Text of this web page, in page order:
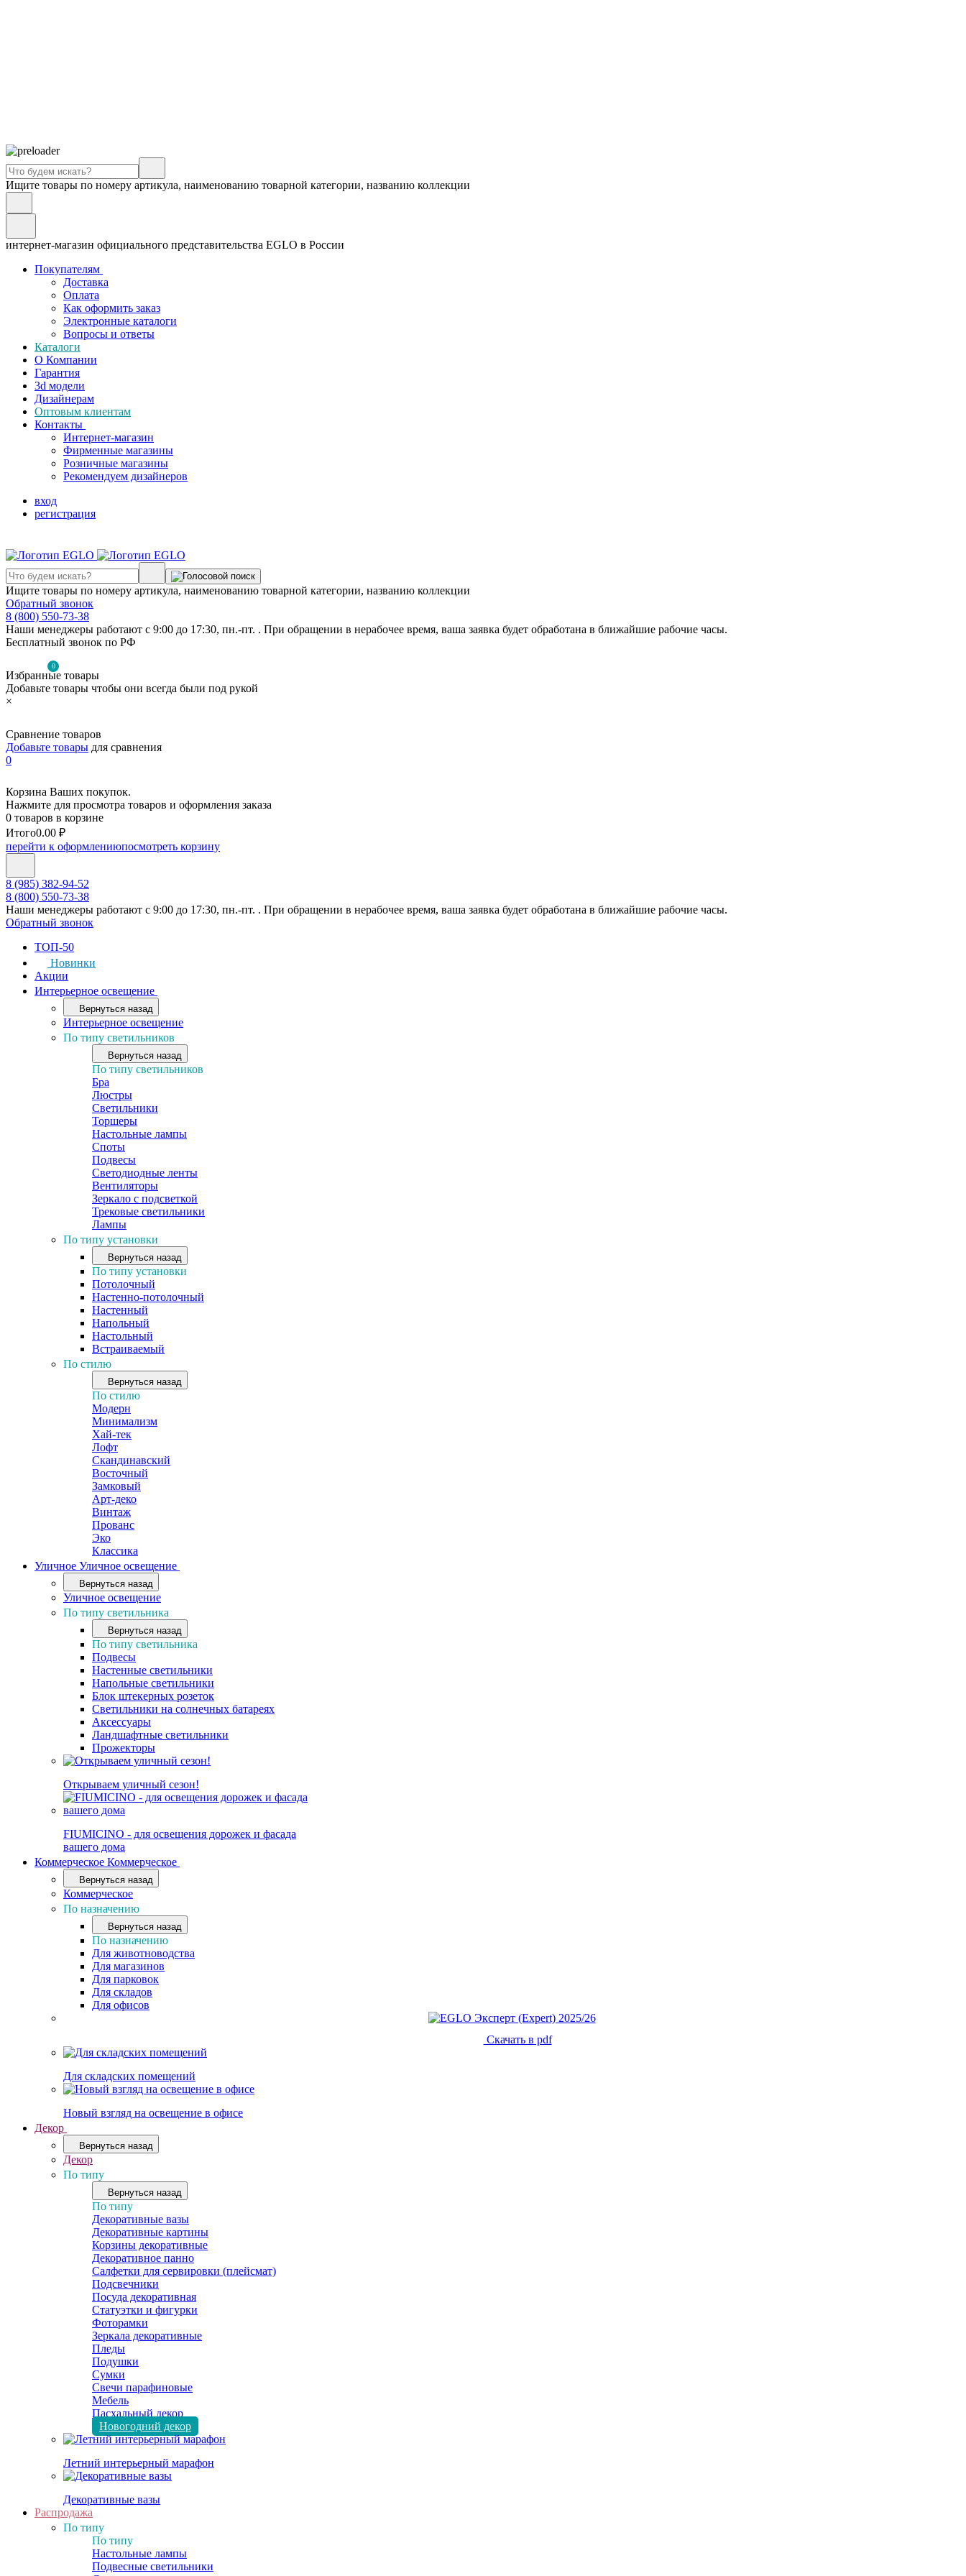
Ищите товары по номеру артикула, наименованию товарной категории, названию коллекции
интернет-магазин официального представительства EGLO в России
Покупателям
Доставка
Оплата
Как оформить заказ
Электронные каталоги
Вопросы и ответы
Каталоги
О Компании
Гарантия
3d модели
Дизайнерам
Оптовым клиентам
Контакты
Интернет-магазин
Фирменные магазины
Розничные магазины
Рекомендуем дизайнеров
вход
регистрация
Ищите товары по номеру артикула, наименованию товарной категории, названию коллекции
Обратный звонок
8 (800) 550-73-38
Наши менеджеры работают с 9:00 до 17:30, пн.-пт. . При обращении в нерабочее время, ваша заявка будет обработана в ближайшие рабочие часы.
Бесплатный звонок по РФ
0
Избранные товары
Добавьте товары чтобы они всегда были под рукой
×
Сравнение товаров
Добавьте товары для сравнения
0
Корзина Ваших покупок.
Нажмите для просмотра товаров и оформления заказа
0 товаров в корзине
Итого0.00 ₽
перейти к оформлениюпосмотреть корзину
8 (985) 382-94-52
8 (800) 550-73-38
Наши менеджеры работают с 9:00 до 17:30, пн.-пт. . При обращении в нерабочее время, ваша заявка будет обработана в ближайшие рабочие часы.
Обратный звонок
ТОП-50
Новинки
Акции
Интерьерное освещение
Вернуться назад
Интерьерное освещение
По типу светильников
Вернуться назад
По типу светильников
Бра
Люстры
Светильники
Торшеры
Настольные лампы
Споты
Подвесы
Светодиодные ленты
Вентиляторы
Зеркало с подсветкой
Трековые светильники
Лампы
По типу установки
Вернуться назад
По типу установки
Потолочный
Настенно-потолочный
Настенный
Напольный
Настольный
Встраиваемый
По стилю
Вернуться назад
По стилю
Модерн
Минимализм
Хай-тек
Лофт
Скандинавский
Восточный
Замковый
Арт-деко
Винтаж
Прованс
Эко
Классика
Уличное Уличное освещение
Вернуться назад
Уличное освещение
По типу светильника
Вернуться назад
По типу светильника
Подвесы
Настенные светильники
Напольные светильники
Блок штекерных розеток
Светильники на солнечных батареях
Аксессуары
Ландшафтные светильники
Прожекторы
Открываем уличный сезон!
FIUMICINO - для освещения дорожек и фасада
вашего дома
Коммерческое Коммерческое
Вернуться назад
Коммерческое
По назначению
Вернуться назад
По назначению
Для животноводства
Для магазинов
Для парковок
Для складов
Для офисов
Скачать в pdf
Для складских помещений
Новый взгляд на освещение в офисе
Декор
Вернуться назад
Декор
По типу
Вернуться назад
По типу
Декоративные вазы
Декоративные картины
Корзины декоративные
Декоративное панно
Салфетки для сервировки (плейсмат)
Подсвечники
Посуда декоративная
Статуэтки и фигурки
Фоторамки
Зеркала декоративные
Пледы
Подушки
Сумки
Свечи парафиновые
Мебель
Пасхальный декор
Новогодний декор
Летний интерьерный марафон
Декоративные вазы
Распродажа
По типу
По типу
Настольные лампы
Подвесные светильники